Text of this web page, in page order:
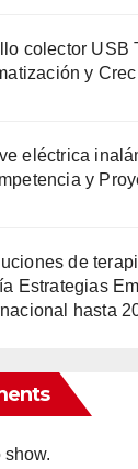
colector USB
y
eléctrica
y
de
Estrategias
hasta
show.